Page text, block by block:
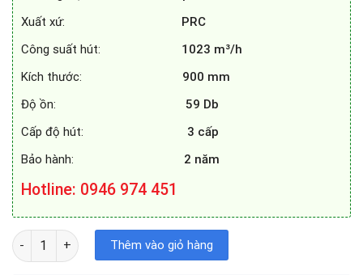
Xuất xứ:
PRC
Công suất hút:
1023 m³/h
Kích thước:
900 mm
Độ ồn:
59 Db
Cấp độ hút: 3 cấp
Bảo hành:
2 năm
Hotline: 0946 974 451
MÁY HÚT MÙI SPELIER SP 728A số lượng
Thêm vào giỏ hàng